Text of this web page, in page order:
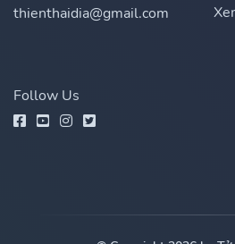
thienthaidia@gmail.com
Follow Us